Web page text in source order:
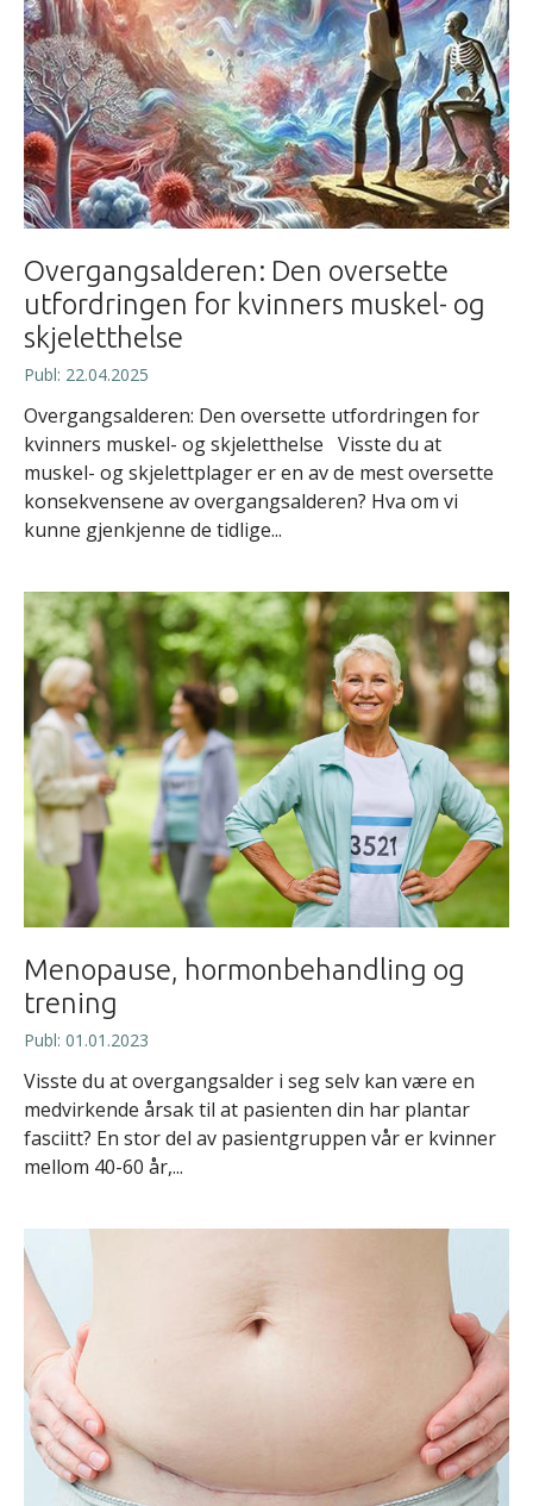
Overgangsalderen: Den oversette
utfordringen for kvinners muskel- og
skjeletthelse
Publ: 22.04.2025
Overgangsalderen: Den oversette utfordringen for
kvinners muskel- og skjeletthelse Visste du at
muskel- og skjelettplager er en av de mest oversette
konsekvensene av overgangsalderen? Hva om vi
kunne gjenkjenne de tidlige...
Menopause, hormonbehandling og
trening
Publ: 01.01.2023
Visste du at overgangsalder i seg selv kan være en
medvirkende årsak til at pasienten din har plantar
fasciitt? En stor del av pasientgruppen vår er kvinner
mellom 40-60 år,...